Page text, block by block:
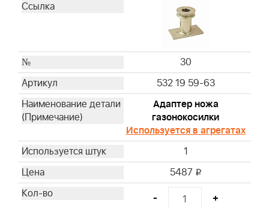
30
532 19 59-63
Адаптер ножа
газонокосилки
Используется в агрегатах
1
5487 i
- +